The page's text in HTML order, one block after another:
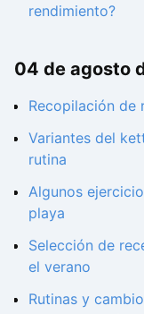
rendimiento?
04 de agosto
Recopilación de
Variantes del
rutina
Algunos
playa
Selección de
el verano
Rutinas y